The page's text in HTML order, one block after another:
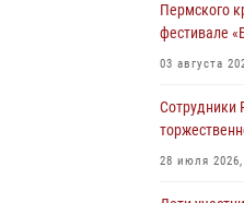
28 июля
Сотрудник
24 июля
Пермского
фестивале
03 августа
Сотрудники
28 июля 2026,